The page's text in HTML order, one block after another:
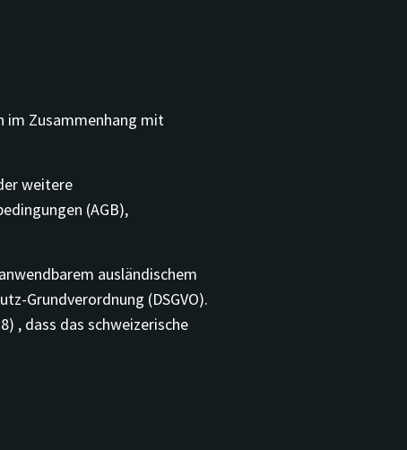
im Zusammenhang mit
weitere
(AGB),
ausländischem
Grundverordnung (DSGVO).
, dass das schweizerische